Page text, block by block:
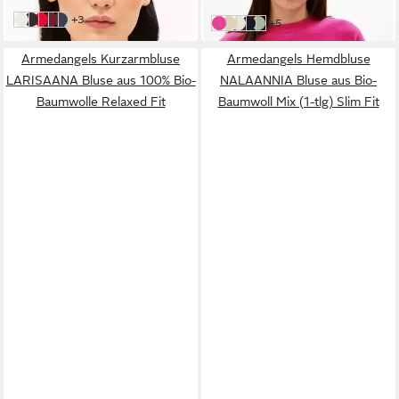
in 5-6 Werktagen bei dir
off white
claystone
mars red
velvet red
tinted navy
weitere Farben:
+3
in 4-5 Werktagen bei dir
very berry
golden hay
undyed
black
foamweitere Farben:
+5
Armedangels Kurzarmbluse
LARISAANA Bluse aus 100% Bio-
Baumwolle Relaxed Fit
Armedangels Hemdbluse
NALAANNIA Bluse aus Bio-
Baumwoll Mix (1-tlg) Slim Fit